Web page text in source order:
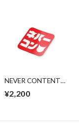
NEVER CONTENT
¥2,200